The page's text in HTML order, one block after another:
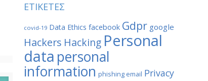
ΕΤΙΚΕΤΕΣ
covid-19 Data Ethics facebook Gdpr google
Hackers Hacking Personal
data personal
information phishing email Privacy